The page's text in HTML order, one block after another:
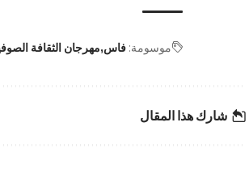
موسومة: فاس مهرجان الثقافة
شارك هذا المقال